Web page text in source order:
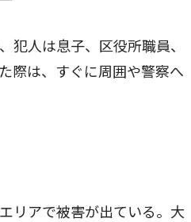
人は息子、区役所職員、
際は、すぐに周囲や警察へ
リアで被害が出ている。大